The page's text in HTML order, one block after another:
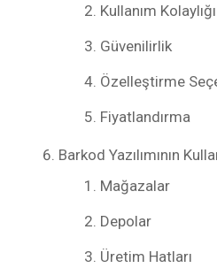
Kullanım Kolaylığı
Güvenilirlik
Özelleştirme
Fiyatlandırma
Barkod Yazılımının
Mağazalar
Depolar
Üretim Hatları